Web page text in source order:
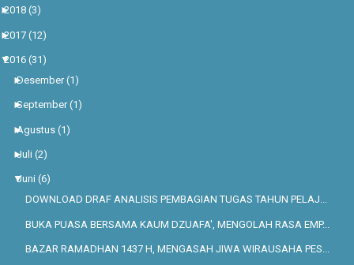
►
2018 (3)
►
2017 (12)
▼
2016 (31)
►
Desember (1)
►
September (1)
►
Agustus (1)
►
Juli (2)
▼
Juni (6)
DOWNLOAD DRAF ANALISIS PEMBAGIAN TUGAS TAHUN PELAJ...
BUKA PUASA BERSAMA KAUM DZUAFA', MENGOLAH RASA EMP...
BAZAR RAMADHAN 1437 H, MENGASAH JIWA WIRAUSAHA PES...